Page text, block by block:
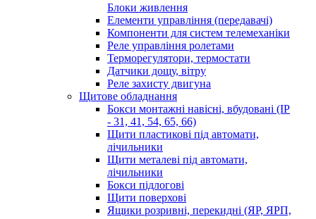
Блоки живлення
Елементи управління (передавачі)
Компоненти для систем телемеханіки
Реле управління ролетами
Терморегулятори, термостати
Датчики дощу, вітру
Реле захисту двигуна
Щитове обладнання
Бокси монтажні навісні, вбудовані (IP
- 31, 41, 54, 65, 66)
Щити пластикові під автомати,
лічильники
Щити металеві під автомати,
лічильники
Бокси підлогові
Щити поверхові
Ящики розривні, перекидні (ЯР, ЯРП,